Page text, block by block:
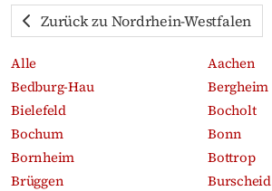
Zurück zu Nordrhein-Westfalen
Alle
Aachen
Bedburg-Hau
Bergheim
Bielefeld
Bocholt
Bochum
Bonn
Bornheim
Bottrop
Brüggen
Burscheid